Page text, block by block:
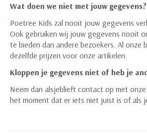
Wat doen we niet met jouw gegevens?
Poetree Kids zal nooit jouw gegevens
Ook gebruiken wij jouw gegevens nooit
te bieden dan andere bezoekers. Al onze
dezelfde prijzen voor onze artikelen.
Kloppen je gegevens niet of heb je
Neem dan alsjeblieft contact op met
het moment dat er iets niet juist is of als